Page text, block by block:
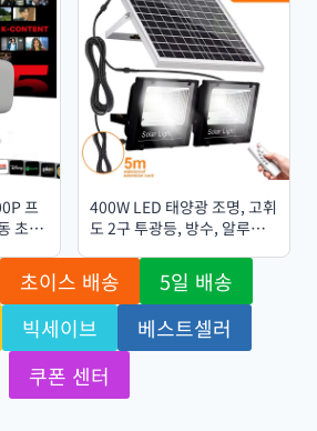
프
초점
휴대
400W LED 태양광 조명, 고휘
도 2구 투광등, 방수, 알루미
원 벽등 (정원용)
초이스 배송
5일 배송
빅세이브
베스트셀러
쿠폰 센터